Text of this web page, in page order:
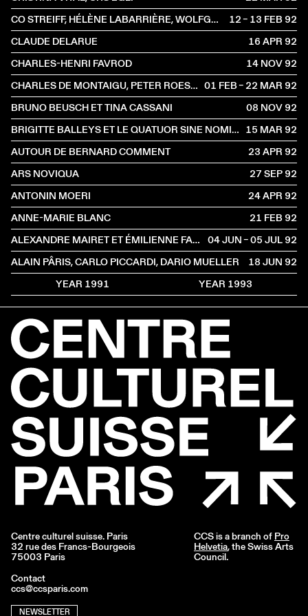
CO STREIFF, HÉLÈNE LABARRIÈRE, WOLFGANG REISINGER, KLAUS DICKBAUER
12 – 13 FEB1992
CLAUDE DELARUE
16 APR1992
CHARLES-HENRI FAVROD
14 NOV1992
CHARLES DE MONTAIGU, PETER ROESCH, HANS SCHÄRER, ROLF WINNEWISSER 01 FEB – 22 MAR1992
BRUNO BEUSCH ET TINA CASSANI
08 NOV1992
BRIGITTE BALLEYS ET LE QUATUOR SINE NOMINE 15 MAR1992
AUTOUR DE BERNARD COMMENT
23 APR1992
ARS NOVIQUA
27 SEP1992
ANTONIN MOERI
24 APR1992
ANNE-MARIE BLANC
21 FEB1992
ALEXANDRE MAIRET ET ÉMILIENNE FARNY
04 JUN – 05 JUL1992
ALAIN PÂRIS, CARLO PICCARDI, DARIO MUELLER
18 JUN1992
YEAR 1991
YEAR 1993
Centre culturel suisse. Paris
32 rue des Francs-Bourgeois
75003 Paris
Contact
ccs@ccsparis.com
NEWSLETTER
CCS is a branch of Pro
Helvetia, the Swiss Arts
Council.